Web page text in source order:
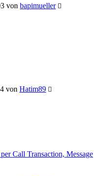
von bapimueller
von Hatim89
Call Transaction, Message